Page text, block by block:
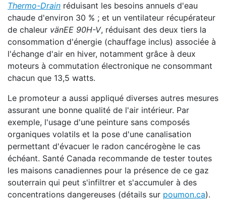
Thermo-Drain réduisant les besoins annuels d'eau
chaude d'environ 30 % ; et un ventilateur récupérateur
de chaleur vänEE 90H-V, réduisant des deux tiers la
consommation d'énergie (chauffage inclus) associée à
l'échange d'air en hiver, notamment grâce à deux
moteurs à commutation électronique ne consommant
chacun que 13,5 watts.
Le promoteur a aussi appliqué diverses autres mesures
assurant une bonne qualité de l'air intérieur. Par
exemple, l'usage d'une peinture sans composés
organiques volatils et la pose d'une canalisation
permettant d'évacuer le radon cancérogène le cas
échéant. Santé Canada recommande de tester toutes
les maisons canadiennes pour la présence de ce gaz
souterrain qui peut s'infiltrer et s'accumuler à des
concentrations dangereuses (détails sur poumon.ca).